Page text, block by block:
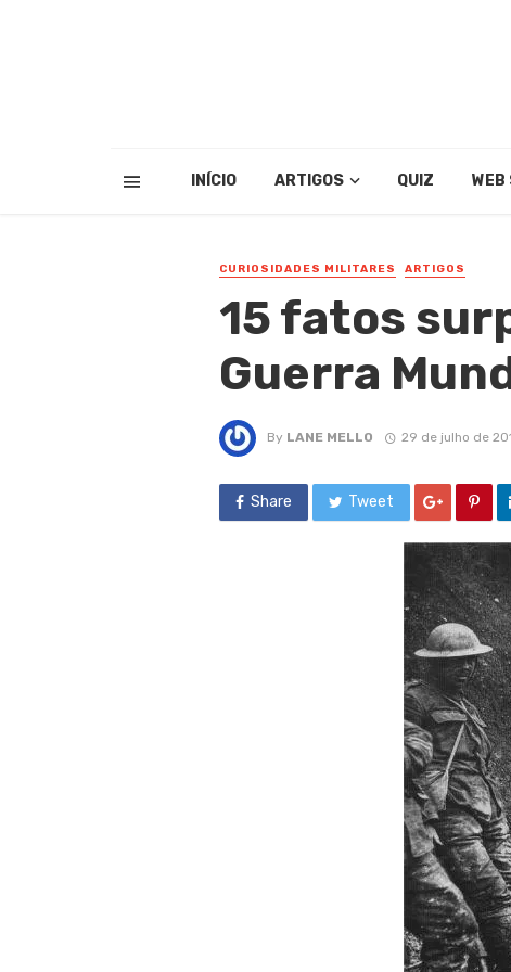
INÍCIO ARTIGOS QUIZ WEB
CURIOSIDADES MILITARES ARTIGOS
15 fatos
Guerra
By LANE MELLO 29 de julho de
Share Tweet